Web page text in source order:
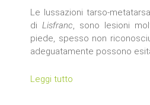
Le lussazioni tarso-
di Lisfranc, sono lesioni
piede, spesso non
adeguatamente possono
Leggi tutto